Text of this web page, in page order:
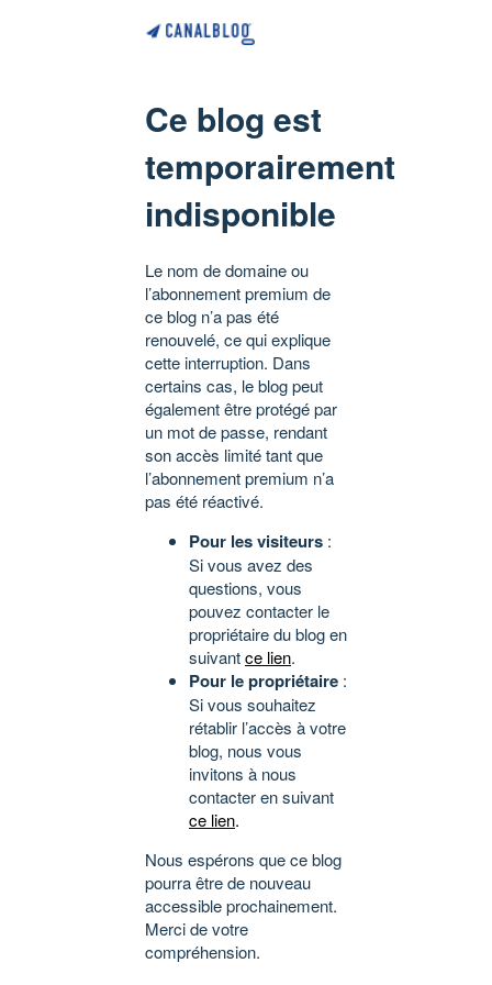
Ce blog est
temporairement
indisponible
Le nom de domaine ou
l’abonnement premium de
ce blog n’a pas été
renouvelé, ce qui explique
cette interruption. Dans
certains cas, le blog peut
également être protégé par
un mot de passe, rendant
son accès limité tant que
l’abonnement premium n’a
pas été réactivé.
Pour les visiteurs :
Si vous avez des
questions, vous
pouvez contacter le
propriétaire du blog en
suivantce lien.
Pour le propriétaire :
Si vous souhaitez
rétablir l’accès à votre
blog, nous vous
invitons à nous
contacter en suivant
ce lien.
Nous espérons que ce blog
pourra être de nouveau
accessible prochainement.
Merci de votre
compréhension.